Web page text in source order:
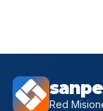
Red